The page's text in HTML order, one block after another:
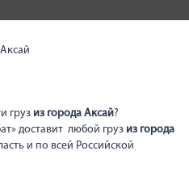
груз из города Аксай?
доставит любой груз из города
и по всей Российской